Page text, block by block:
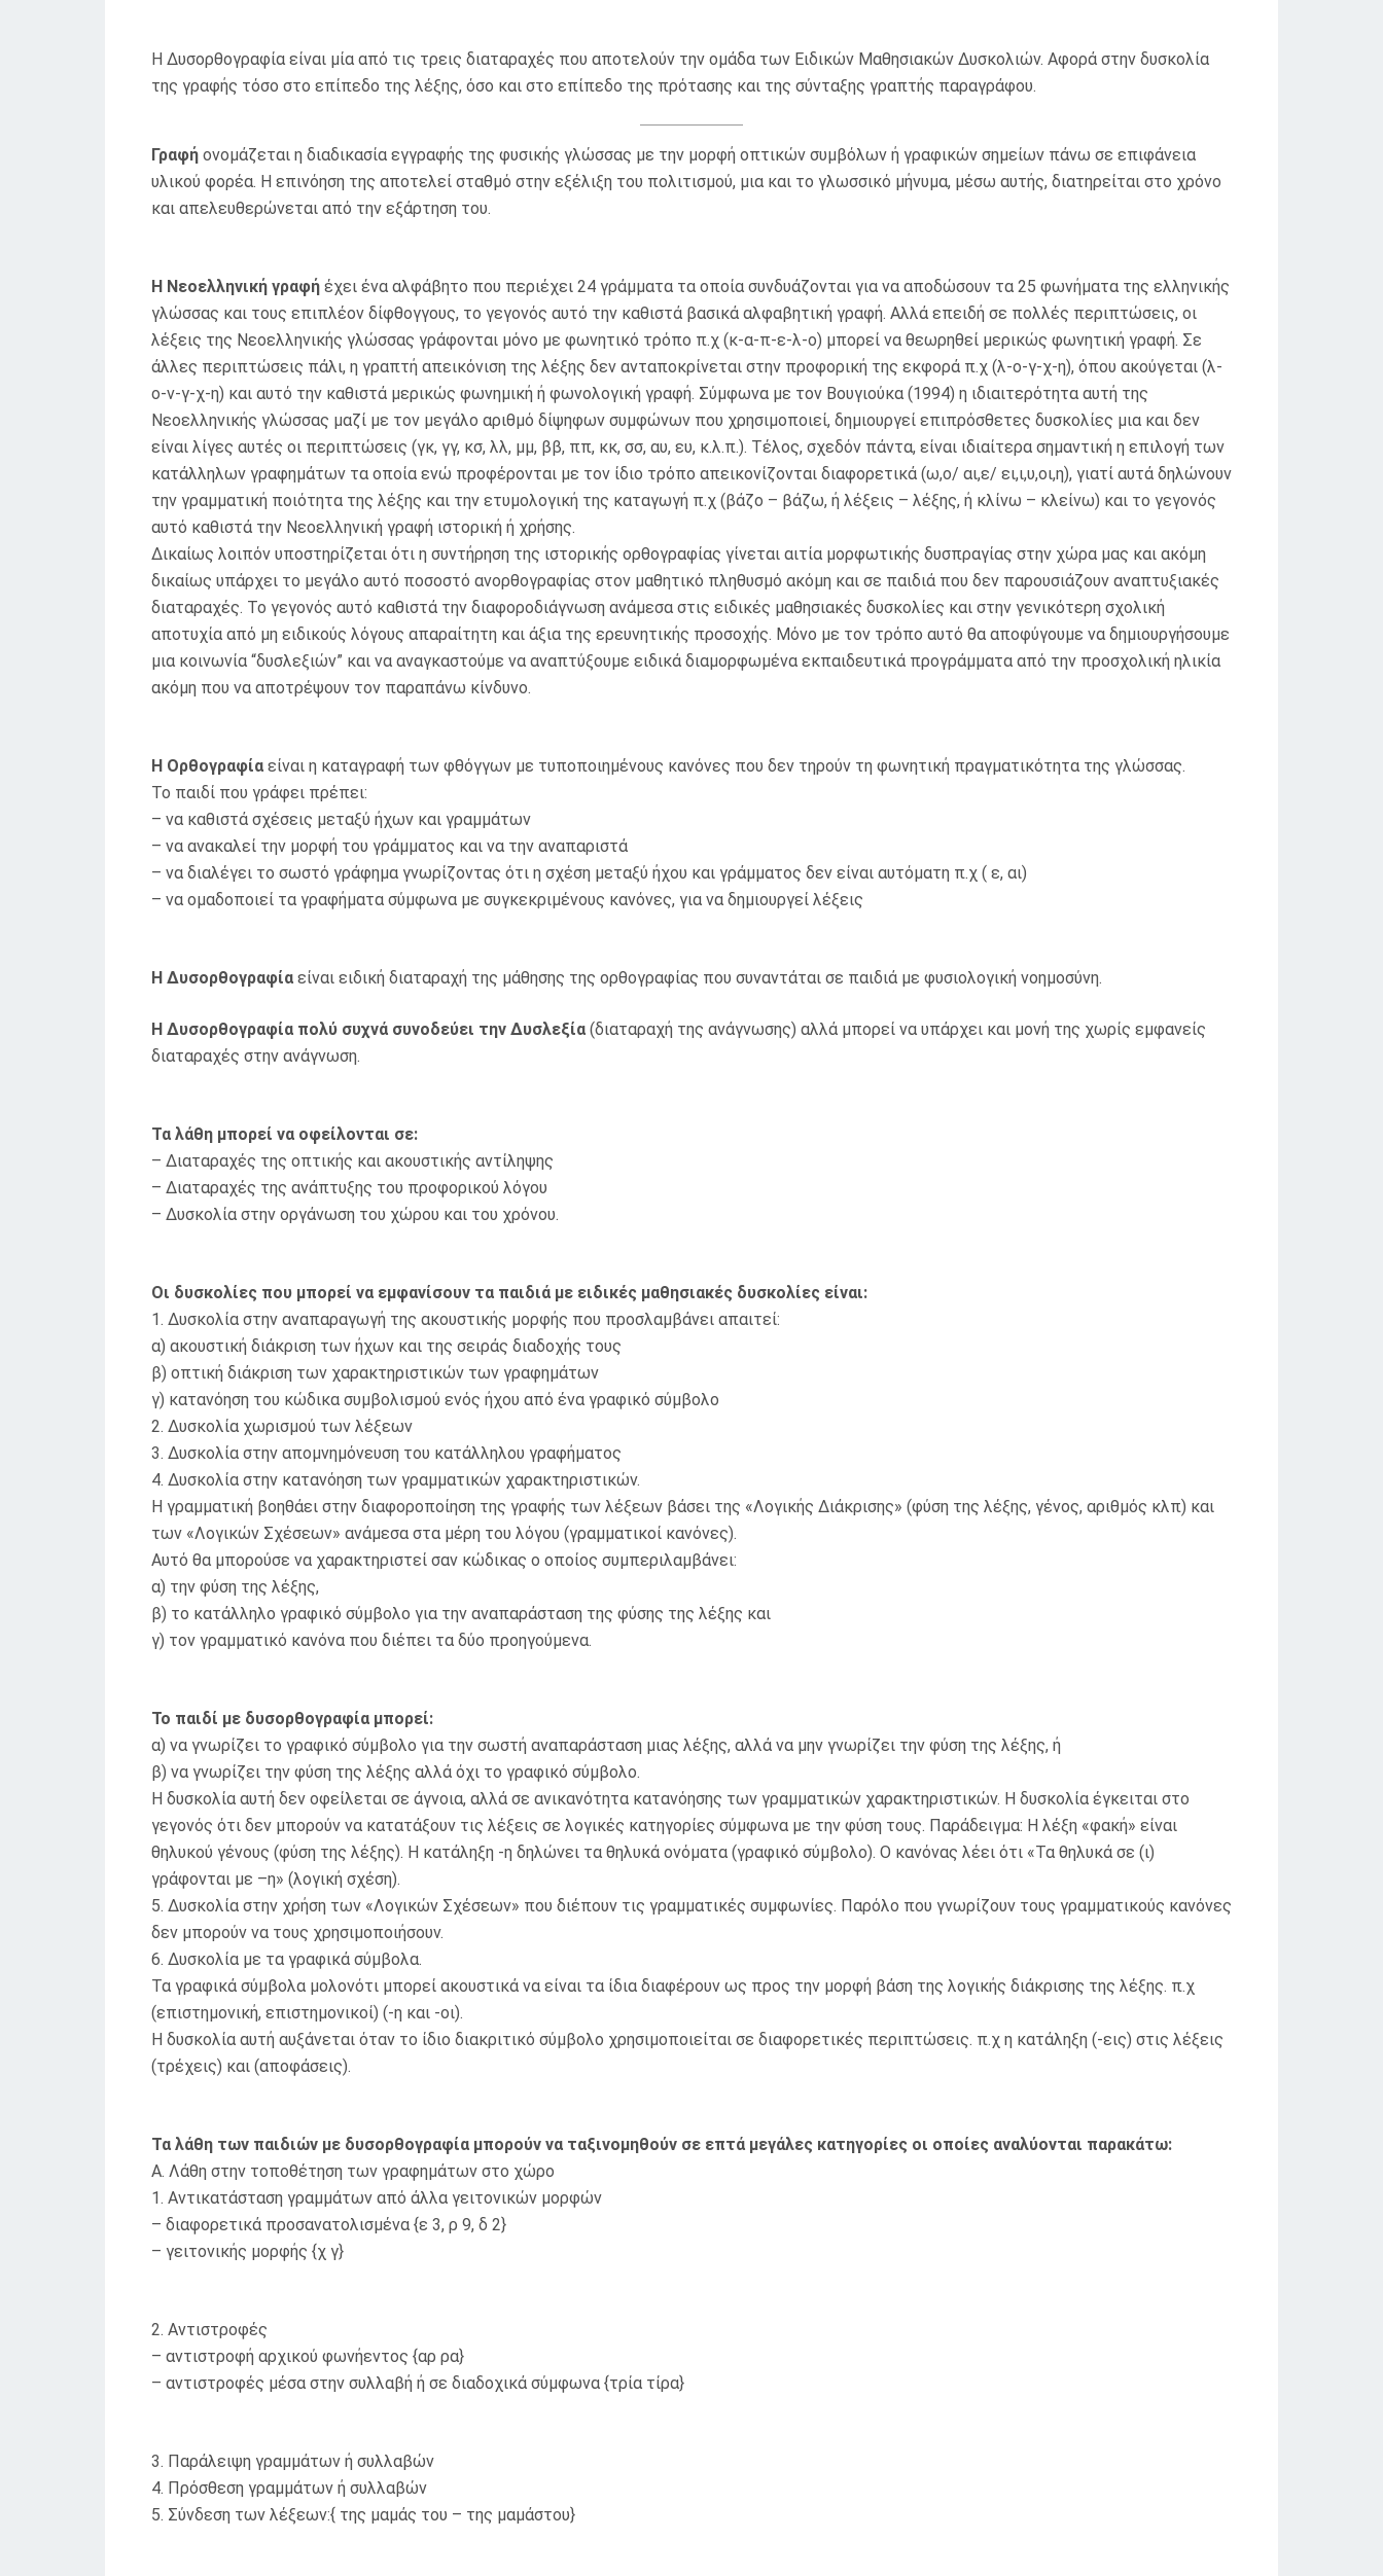
Η Δυσορθογραφία είναι μία από τις τρεις διαταραχές που αποτελούν την ομάδα των Ειδικών Μαθησιακών Δυσκολιών. Αφορά στην δυσκολία
της γραφής τόσο στο επίπεδο της λέξης, όσο και στο επίπεδο της πρότασης και της σύνταξης γραπτής παραγράφου.
Γραφή ονομάζεται η διαδικασία εγγραφής της φυσικής γλώσσας με την μορφή οπτικών συμβόλων ή γραφικών σημείων πάνω σε επιφάνεια
υλικού φορέα. Η επινόηση της αποτελεί σταθμό στην εξέλιξη του πολιτισμού, μια και το γλωσσικό μήνυμα, μέσω αυτής, διατηρείται στο χρόνο
και απελευθερώνεται από την εξάρτηση του.
Η Νεοελληνική γραφή έχει ένα αλφάβητο που περιέχει 24 γράμματα τα οποία συνδυάζονται για να αποδώσουν τα 25 φωνήματα της ελληνικής
γλώσσας και τους επιπλέον δίφθογγους, το γεγονός αυτό την καθιστά βασικά αλφαβητική γραφή. Αλλά επειδή σε πολλές περιπτώσεις, οι
λέξεις της Νεοελληνικής γλώσσας γράφονται μόνο με φωνητικό τρόπο π.χ (κ-α-π-ε-λ-ο) μπορεί να θεωρηθεί μερικώς φωνητική γραφή. Σε
άλλες περιπτώσεις πάλι, η γραπτή απεικόνιση της λέξης δεν ανταποκρίνεται στην προφορική της εκφορά π.χ (λ-ο-γ-χ-η), όπου ακούγεται (λ-
ο-ν-γ-χ-η) και αυτό την καθιστά μερικώς φωνημική ή φωνολογική γραφή. Σύμφωνα με τον Βουγιούκα (1994) η ιδιαιτερότητα αυτή της
Νεοελληνικής γλώσσας μαζί με τον μεγάλο αριθμό δίψηφων συμφώνων που χρησιμοποιεί, δημιουργεί επιπρόσθετες δυσκολίες μια και δεν
είναι λίγες αυτές οι περιπτώσεις (γκ, γγ, κσ, λλ, μμ, ββ, ππ, κκ, σσ, αυ, ευ, κ.λ.π.). Τέλος, σχεδόν πάντα, είναι ιδιαίτερα σημαντική η επιλογή των
κατάλληλων γραφημάτων τα οποία ενώ προφέρονται με τον ίδιο τρόπο απεικονίζονται διαφορετικά (ω,ο/ αι,ε/ ει,ι,υ,οι,η), γιατί αυτά δηλώνουν
την γραμματική ποιότητα της λέξης και την ετυμολογική της καταγωγή π.χ (βάζο – βάζω, ή λέξεις – λέξης, ή κλίνω – κλείνω) και το γεγονός
αυτό καθιστά την Νεοελληνική γραφή ιστορική ή χρήσης.
Δικαίως λοιπόν υποστηρίζεται ότι η συντήρηση της ιστορικής ορθογραφίας γίνεται αιτία μορφωτικής δυσπραγίας στην χώρα μας και ακόμη
δικαίως υπάρχει το μεγάλο αυτό ποσοστό ανορθογραφίας στον μαθητικό πληθυσμό ακόμη και σε παιδιά που δεν παρουσιάζουν αναπτυξιακές
διαταραχές. Το γεγονός αυτό καθιστά την διαφοροδιάγνωση ανάμεσα στις ειδικές μαθησιακές δυσκολίες και στην γενικότερη σχολική
αποτυχία από μη ειδικούς λόγους απαραίτητη και άξια της ερευνητικής προσοχής. Μόνο με τον τρόπο αυτό θα αποφύγουμε να δημιουργήσουμε
μια κοινωνία “δυσλεξιών” και να αναγκαστούμε να αναπτύξουμε ειδικά διαμορφωμένα εκπαιδευτικά προγράμματα από την προσχολική ηλικία
ακόμη που να αποτρέψουν τον παραπάνω κίνδυνο.
Η Ορθογραφία είναι η καταγραφή των φθόγγων με τυποποιημένους κανόνες που δεν τηρούν τη φωνητική πραγματικότητα της γλώσσας.
Το παιδί που γράφει πρέπει:
– να καθιστά σχέσεις μεταξύ ήχων και γραμμάτων
– να ανακαλεί την μορφή του γράμματος και να την αναπαριστά
– να διαλέγει το σωστό γράφημα γνωρίζοντας ότι η σχέση μεταξύ ήχου και γράμματος δεν είναι αυτόματη π.χ ( ε, αι)
– να ομαδοποιεί τα γραφήματα σύμφωνα με συγκεκριμένους κανόνες, για να δημιουργεί λέξεις
Η Δυσορθογραφία είναι ειδική διαταραχή της μάθησης της ορθογραφίας που συναντάται σε παιδιά με φυσιολογική νοημοσύνη.
Η Δυσορθογραφία πολύ συχνά συνοδεύει την Δυσλεξία (διαταραχή της ανάγνωσης) αλλά μπορεί να υπάρχει και μονή της χωρίς εμφανείς
διαταραχές στην ανάγνωση.
Τα λάθη μπορεί να οφείλονται σε:
– Διαταραχές της οπτικής και ακουστικής αντίληψης
– Διαταραχές της ανάπτυξης του προφορικού λόγου
– Δυσκολία στην οργάνωση του χώρου και του χρόνου.
Οι δυσκολίες που μπορεί να εμφανίσουν τα παιδιά με ειδικές μαθησιακές δυσκολίες είναι:
1. Δυσκολία στην αναπαραγωγή της ακουστικής μορφής που προσλαμβάνει απαιτεί:
α) ακουστική διάκριση των ήχων και της σειράς διαδοχής τους
β) οπτική διάκριση των χαρακτηριστικών των γραφημάτων
γ) κατανόηση του κώδικα συμβολισμού ενός ήχου από ένα γραφικό σύμβολο
2. Δυσκολία χωρισμού των λέξεων
3. Δυσκολία στην απομνημόνευση του κατάλληλου γραφήματος
4. Δυσκολία στην κατανόηση των γραμματικών χαρακτηριστικών.
Η γραμματική βοηθάει στην διαφοροποίηση της γραφής των λέξεων βάσει της «Λογικής Διάκρισης» (φύση της λέξης, γένος, αριθμός κλπ) και
των «Λογικών Σχέσεων» ανάμεσα στα μέρη του λόγου (γραμματικοί κανόνες).
Αυτό θα μπορούσε να χαρακτηριστεί σαν κώδικας ο οποίος συμπεριλαμβάνει:
α) την φύση της λέξης,
β) το κατάλληλο γραφικό σύμβολο για την αναπαράσταση της φύσης της λέξης και
γ) τον γραμματικό κανόνα που διέπει τα δύο προηγούμενα.
Το παιδί με δυσορθογραφία μπορεί:
α) να γνωρίζει το γραφικό σύμβολο για την σωστή αναπαράσταση μιας λέξης, αλλά να μην γνωρίζει την φύση της λέξης, ή
β) να γνωρίζει την φύση της λέξης αλλά όχι το γραφικό σύμβολο.
Η δυσκολία αυτή δεν οφείλεται σε άγνοια, αλλά σε ανικανότητα κατανόησης των γραμματικών χαρακτηριστικών. Η δυσκολία έγκειται στο
γεγονός ότι δεν μπορούν να κατατάξουν τις λέξεις σε λογικές κατηγορίες σύμφωνα με την φύση τους. Παράδειγμα: Η λέξη «φακή» είναι
θηλυκού γένους (φύση της λέξης). Η κατάληξη -η δηλώνει τα θηλυκά ονόματα (γραφικό σύμβολο). Ο κανόνας λέει ότι «Τα θηλυκά σε (ι)
γράφονται με –η» (λογική σχέση).
5. Δυσκολία στην χρήση των «Λογικών Σχέσεων» που διέπουν τις γραμματικές συμφωνίες. Παρόλο που γνωρίζουν τους γραμματικούς κανόνες
δεν μπορούν να τους χρησιμοποιήσουν.
6. Δυσκολία με τα γραφικά σύμβολα.
Τα γραφικά σύμβολα μολονότι μπορεί ακουστικά να είναι τα ίδια διαφέρουν ως προς την μορφή βάση της λογικής διάκρισης της λέξης. π.χ
(επιστημονική, επιστημονικοί) (-η και -οι).
Η δυσκολία αυτή αυξάνεται όταν το ίδιο διακριτικό σύμβολο χρησιμοποιείται σε διαφορετικές περιπτώσεις. π.χ η κατάληξη (-εις) στις λέξεις
(τρέχεις) και (αποφάσεις).
Τα λάθη των παιδιών με δυσορθογραφία μπορούν να ταξινομηθούν σε επτά μεγάλες κατηγορίες οι οποίες αναλύονται παρακάτω:
Α. Λάθη στην τοποθέτηση των γραφημάτων στο χώρο
1. Αντικατάσταση γραμμάτων από άλλα γειτονικών μορφών
– διαφορετικά προσανατολισμένα {ε 3, ρ 9, δ 2}
– γειτονικής μορφής {χ γ}
2. Αντιστροφές
– αντιστροφή αρχικού φωνήεντος {αρ ρα}
– αντιστροφές μέσα στην συλλαβή ή σε διαδοχικά σύμφωνα {τρία τίρα}
3. Παράλειψη γραμμάτων ή συλλαβών
4. Πρόσθεση γραμμάτων ή συλλαβών
5. Σύνδεση των λέξεων:{ της μαμάς του – της μαμάστου}